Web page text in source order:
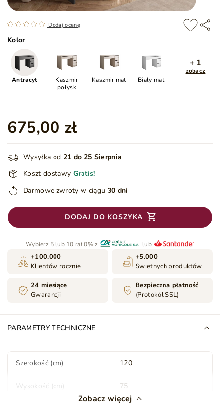
Dodaj ocenę
Kolor
Antracyt
Kaszmir
połysk
Kaszmir mat Biały mat
+ 1
zobacz
675,00 zł
Wysyłka od 21 do 25 Sierpnia
Koszt dostawy Gratis!
Darmowe zwroty w ciągu 30 dni
DODAJ DO KOSZYKA
Wybierz 5 lub 10 rat 0% z lub
+100.000
Klientów rocznie
+5.000
Świetnych produktów
24 miesiące
Gwarancji
Bezpieczna płatność
(Protokół SSL)
PARAMETRY TECHNICZNE
Szerokość (cm) 120
Wysokość (cm) 75
Głębokość (cm) 55
Zobacz więcej